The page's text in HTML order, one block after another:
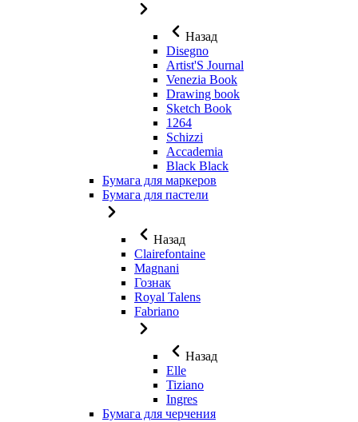
Назад
Disegno
Artist'S Journal
Venezia Book
Drawing book
Sketch Book
1264
Schizzi
Accademia
Black Black
Бумага для маркеров
Бумага для пастели
Назад
Clairefontaine
Magnani
Гознак
Royal Talens
Fabriano
Назад
Elle
Tiziano
Ingres
Бумага для черчения